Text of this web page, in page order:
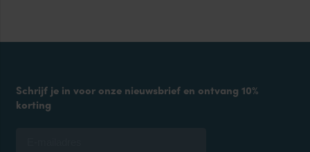
Schrijf je in voor onze nieuwsbrief en ontvang 10%
korting